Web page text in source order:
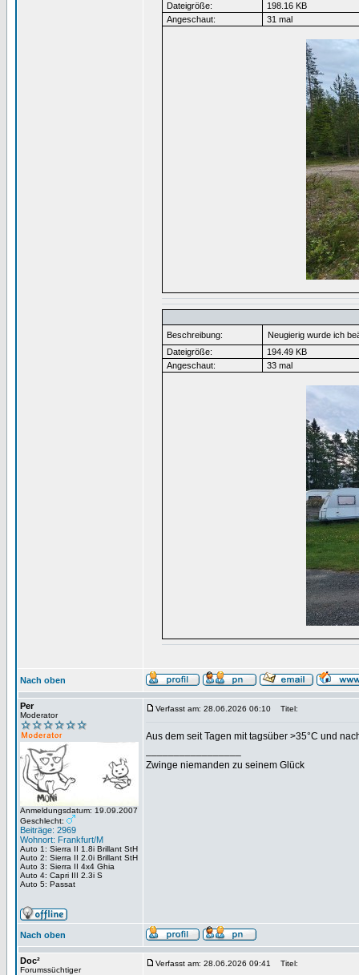
Dateigröße:
198.16 KB
Angeschaut:
31 mal
Beschreibung:
Neugierig wurde ich
Dateigröße:
194.49 KB
Angeschaut:
33 mal
Nach oben
Per
Moderator
Anmeldungsdatum: 19.09.2007
Geschlecht:
Beiträge: 2969
Wohnort: Frankfurt/M
Auto 1: Sierra II 1.8i Brillant StH
Auto 2: Sierra II 2.0i Brillant StH
Auto 3: Sierra II 4x4 Ghia
Auto 4: Capri III 2.3i S
Auto 5: Passat
Verfasst am: 28.06.2026 06:10 Titel:
Aus dem seit Tagen mit tagsüber >35°C und
Zwinge niemanden zu seinem Glück
Nach oben
Doc²
Forumssüchtiger
Verfasst am: 28.06.2026 09:41 Titel: